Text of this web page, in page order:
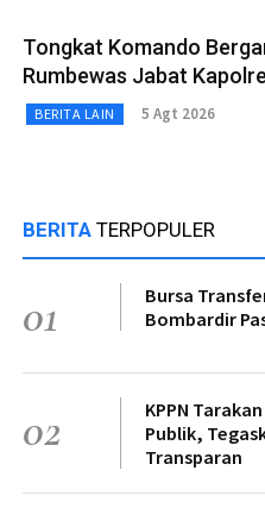
Tongkat Komando
Rumbewas Jabat
BERITA LAIN 5 Agt 2026
BERITA TERPOPULER
01
Bursa
Bombardir
02
KPPN
Publik,
Transparan